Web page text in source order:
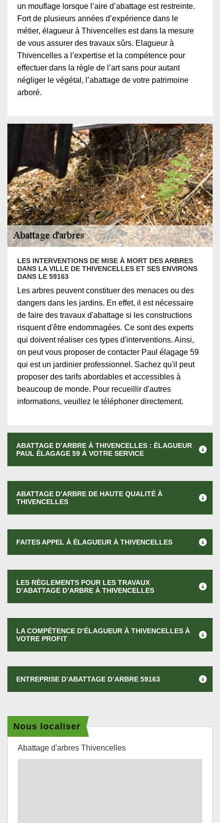
un mouflage lorsque l’aire d’abattage est restreinte.
Fort de plusieurs années d’expérience dans le
métier, élagueur à Thivencelles est dans la mesure
de vous assurer des travaux sûrs. Elagueur à
Thivencelles a l’expertise et la compétence pour
effectuer dans la règle de l’art sans pour autant
négliger le végétal, l’abattage de votre patrimoine
arboré.
LES INTERVENTIONS DE MISE À MORT DES ARBRES
DANS LA VILLE DE THIVENCELLES ET SES ENVIRONS
DANS LE 59163
Les arbres peuvent constituer des menaces ou des
dangers dans les jardins. En effet, il est nécessaire
de faire des travaux d'abattage si les constructions
risquent d'être endommagées. Ce sont des experts
qui doivent réaliser ces types d'interventions. Ainsi,
on peut vous proposer de contacter Paul élagage 59
qui est un jardinier professionnel. Sachez qu'il peut
proposer des tarifs abordables et accessibles à
beaucoup de monde. Pour recueillir d'autres
informations, veuillez le téléphoner directement.
ABATTAGE D’ARBRE À THIVENCELLES : ÉLAGUEUR
PAUL ÉLAGAGE 59 À VOTRE SERVICE
ABATTAGE D’ARBRE DE HAUTE QUALITÉ À
THIVENCELLES
FAITES APPEL À ÉLAGUEUR À THIVENCELLES
LES RÈGLEMENTS POUR LES TRAVAUX
D’ABATTAGE D’ARBRE À THIVENCELLES
LA COMPÉTENCE D’ÉLAGUEUR À THIVENCELLES À
VOTRE PROFIT
ENTREPRISE D’ABATTAGE D’ARBRE 59163
Nous localiser
Abattage d'arbres Thivencelles